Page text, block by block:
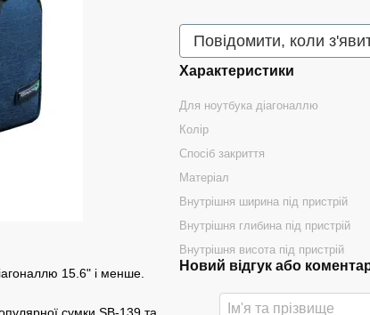
15.6" і менше.
Повідомити, коли
Характеристики
Для ноутбука діагоналлю
Колір
Спосіб закриття
Матеріал
Внутрішня ширина під пристрій
Внутрішня глибина під пристрій
Внутрішня висота під пристрій
Новий відгук або